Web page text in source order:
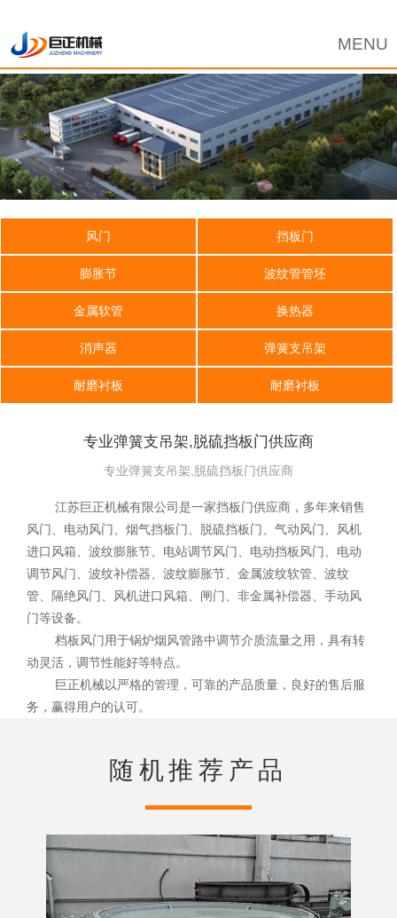
风门 挡板门
膨胀节 波纹管管坯
金属软管 换热器
消声器 弹簧支吊架
耐磨衬板 耐磨衬板
专业弹簧支吊架,脱硫挡板门供应商
专业弹簧支吊架,脱硫挡板门供应商
江苏巨正机械有限公司是一家挡板门供应商，多年来销售
风门、电动风门、烟气挡板门、脱硫挡板门、气动风门、风机
进口风箱、波纹膨胀节、电站调节风门、电动挡板风门、电动
调节风门、波纹补偿器、波纹膨胀节、金属波纹软管、波纹
管、隔绝风门、风机进口风箱、闸门、非金属补偿器、手动风
门等设备。
档板风门用于锅炉烟风管路中调节介质流量之用，具有转
动灵活，调节性能好等特点。
巨正机械以严格的管理，可靠的产品质量，良好的售后服
务，赢得用户的认可。
随机推荐产品